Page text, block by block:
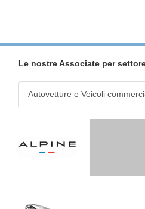
Le nostre Associate per
Autovetture e Veicoli